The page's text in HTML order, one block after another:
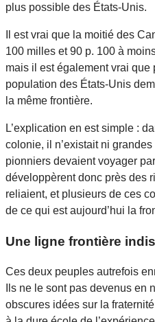
plus possible des États-Unis.
Il est vrai que la moitié des
100 milles et 90 p. 100 à
mais il est également vrai que
population des États-Unis
la même frontière.
L’explication en est simple :
colonie, il n’existait ni
pionniers devaient voyager
développèrent donc près des
reliaient, et plusieurs de ces
de ce qui est aujourd’hui la
Une ligne frontière
Ces deux peuples autrefois
Ils ne le sont pas devenus en
obscures idées sur la